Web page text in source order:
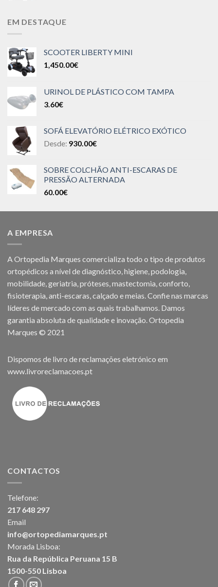
EM DESTAQUE
SCOOTER LIBERTY MINI
1,450.00€
URINOL DE PLÁSTICO COM TAMPA
3.60€
SOFÁ ELEVATÓRIO ELÉTRICO EXÓTICO
Desde: 930.00€
SOBRE COLCHÃO ANTI-ESCARAS DE
PRESSÃO ALTERNADA
60.00€
A EMPRESA
A Ortopedia Marques comercializa todo o tipo de produtos
ortopédicos a nível de diagnóstico, higiene, podologia,
mobilidade, geriatria, próteses, mastectomia, conforto,
fisioterapia, anti-escaras, calçado e meias. Confie nas marcas
líderes de mercado com as quais trabalhamos. Damos
garantia absoluta de qualidade e inovação. Ortopedia
Marques © 2021
Dispomos de livro de reclamações eletrónico em
www.livroreclamacoes.pt
CONTACTOS
Telefone:
217 648 297
Email
info@ortopediamarques.pt
Morada Lisboa:
Rua da República Peruana 15 B
1500-550 Lisboa